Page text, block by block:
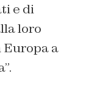
e di
loro
Europa a